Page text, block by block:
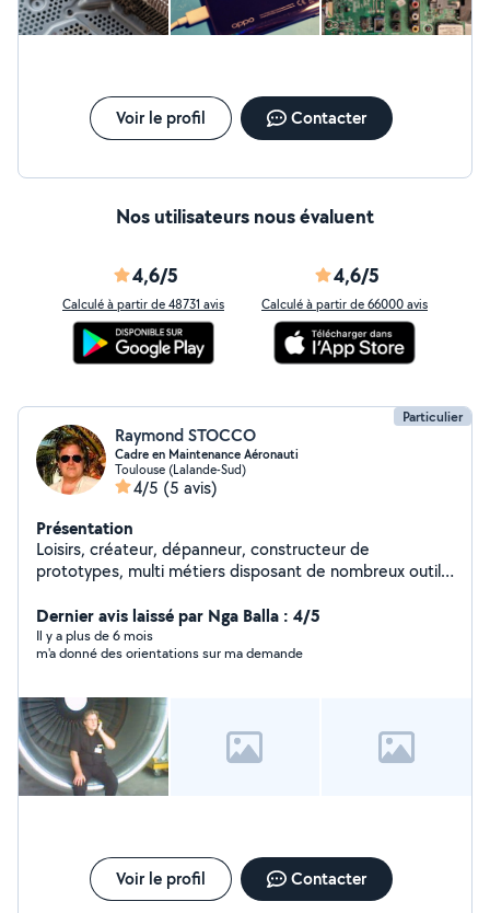
Voir le profil Contacter
Nos utilisateurs nous évaluent
4,6/5
Calculé à partir de 48731 avis
4,6/5
Calculé à partir de 66000 avis
Particulier
Raymond STOCCO
Cadre en Maintenance Aéronauti
Toulouse (Lalande-Sud)
4/5 (5 avis)
Présentation
Loisirs, créateur, dépanneur, constructeur de
prototypes, multi métiers disposant de nombreux outils
Dernier avis laissé par Nga Balla : 4/5
Il y a plus de 6 mois
m'a donné des orientations sur ma demande
Voir le profil Contacter